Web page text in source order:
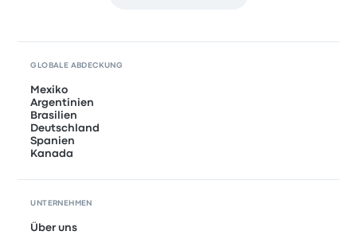
GLOBALE ABDECKUNG
Mexiko
Argentinien
Brasilien
Deutschland
Spanien
Kanada
UNTERNEHMEN
Über uns